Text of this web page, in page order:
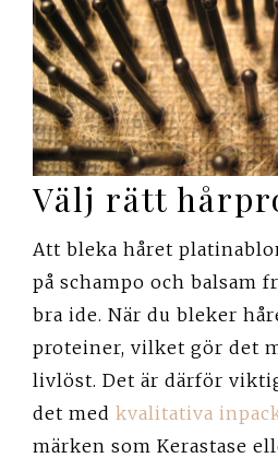
Välj rätt
Att bleka håret
på schampo och balsam
bra ide. När du bleker
proteiner, vilket gör det
livlöst. Det är därför
det med kvalitativa
märken som Kerastase